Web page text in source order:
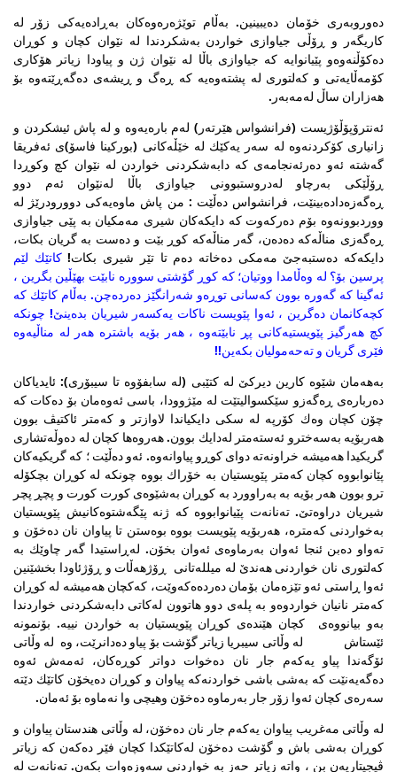
ده‌وروبه‌ری خۆمان ده‌یبینین. به‌ڵام توێژه‌ره‌وه‌كان به‌ڕاده‌یه‌كی زۆر له‌
كاریگه‌ر و ڕۆڵی جیاوازی خواردن به‌شكردندا له‌ نێوان كچان و كوڕان
ده‌كۆڵنه‌وه‌و پێیانوایه‌ كه‌ جیاوازی باڵا له‌ نێوان ژن و پیاودا زیاتر هۆكاری
كۆمه‌ڵایه‌تی و كه‌لتوری له‌ پشته‌وه‌یه‌ كه‌ ڕه‌گ و ڕیشه‌ی ده‌گه‌ڕێته‌وه‌ بۆ
هه‌زاران ساڵ له‌مه‌به‌ر.
ئه‌نترۆپۆڵۆژیست (فرانشواس هێرته‌ر) له‌م باره‌یه‌وه‌ و له‌ پاش ئیشكردن و
زانیاری كۆكردنه‌وه‌ له‌ سه‌ر یه‌كێك له‌ خێڵه‌كانی (بوركینا فاسۆ)ی ئه‌فریقا
گه‌شته‌ ئه‌و ده‌رئه‌نجامه‌ی كه‌ دابه‌شكردنی خواردن له‌ نێوان كچ وكوڕدا
ڕۆڵێكی به‌رچاو لەدروستبوونی جیاوازی باڵا له‌نێوان ئه‌م دوو
ڕه‌گه‌زه‌داده‌بینێت، فرانشواس ده‌ڵێت : من پاش ماوه‌یه‌كی دوورودرێژ له‌
ووردبوونه‌وه‌ بۆم ده‌ركه‌وت كه‌ دایكه‌كان شیری مه‌مكیان به‌ پێی جیاوازی
ڕه‌گه‌زی مناڵه‌كه‌ ده‌ده‌ن، گه‌ر مناڵه‌كه‌ كوڕ بێت و ده‌ست به‌ گریان بكات،
دایكه‌كه‌ ده‌ستبه‌جێ مه‌مكی ده‌خاته‌ ده‌م تا تێر شیری بكات!كاتێك لێم
پرسین بۆ؟ له‌ وه‌ڵامدا ووتیان؛ كه‌ كوڕ گۆشتی سووره‌ نابێت بهێڵین بگرین ،
ئه‌گینا كه‌ گه‌وره‌ بوون كه‌سانی توڕه‌و شه‌رانگێز ده‌رده‌چن. به‌ڵام كاتێك كه‌
كچه‌كانمان ده‌گرین ، ئه‌وا پێویست ناكات یه‌كسه‌ر شیریان بده‌ینێ! چونكه‌
كچ هه‌رگیز پێویستیه‌كانی پڕ نابێته‌وه‌ ، هه‌ر بۆیه‌ باشتره‌ هه‌ر له‌ مناڵیه‌وه‌
فێری گریان و ته‌حه‌مولیان بكه‌ین!!
به‌هه‌مان شێوه‌ كارین دیركێ له‌ كتێبی (له‌ سابفۆوه‌ تا سیبۆری): ئایدیاكان
ده‌رباره‌ی ڕه‌گه‌زو سێكسوالیتێت له‌ مێژوودا، باسی ئه‌وه‌مان بۆ ده‌كات كه‌
چۆن كچان وه‌ك كۆرپه‌ له‌ سكی دایكیاندا لاوازتر و كه‌متر ئاكتیڤ بوون
هه‌ربۆیه‌ به‌سه‌خترو ئه‌سته‌متر له‌دایك بوون. هه‌روه‌ها كچان له‌ ده‌وڵه‌تشاری
گریكیدا هه‌میشه‌ خراونه‌ته‌ دوای كوڕو پیاوانه‌وه‌. ئه‌و ده‌ڵێت ؛ كه‌ گریكیه‌كان
پێانوابووه‌ كچان كه‌متر پێویستیان به‌ خۆراك بووه‌ چونكه‌ له‌ كوڕان بچكۆله‌
ترو بوون هه‌ر بۆیه‌ به‌ به‌راوورد به‌ كوڕان به‌شێوه‌ی كورت كورت و پچڕ پچر
شیریان دراوه‌تێ. ته‌نانه‌ت پێیانوابووه‌ كه‌ ژنه‌ پێگه‌شتوه‌كانیش پێویستیان
به‌خواردنی كه‌متره‌، هه‌ربۆیه‌ پێویست بووه‌ بوه‌ستن تا پیاوان نان ده‌خۆن و
ته‌واو ده‌بن ئنجا ئه‌وان به‌رماوه‌ی ئه‌وان بخۆن. له‌ڕاستیدا گه‌ر چاوێك به‌
كه‌لتوری نان خواردنی هه‌ندێ له‌ میلله‌تانی ‌ ڕۆژهه‌ڵات و ڕۆژئاودا بخشێنین
ئه‌وا ڕاستی ئه‌و تێزه‌مان بۆمان ده‌رده‌ه‌كه‌وێت، كه‌كچان هه‌میشه‌ له‌ كوڕان
كه‌متر نانیان خواردوه‌و به‌ پله‌ی دوو هاتوون له‌كاتی دابه‌شكردنی خواردندا
به‌و بیانووه‌ی كچان هێنده‌ی كوڕان پێویستیان به‌ خواردن نییه‌. بۆنمونه‌
ئێستاش له‌ وڵاتی سیبریا زیاتر گۆشت بۆ پیاو ده‌دانرێت، وه‌ ‌ له‌ وڵاتی
ئۆگه‌ندا پیاو یه‌كه‌م جار نان ده‌خوات دواتر كوڕه‌كان، ئه‌مه‌ش ئه‌وه‌
ده‌گه‌یه‌نێت كه‌ به‌شی باشی خواردنه‌كه‌ پیاوان و كوڕان ده‌یخۆن كاتێك دێته‌
سه‌ره‌ی كچان ئه‌وا زۆر جار به‌رماوه‌ ده‌خۆن وهیچی وا نه‌ماوه‌ بۆ ئه‌مان.
له وڵاتی مه‌غریب پیاوان یه‌كه‌م جار نان ده‌خۆن، له وڵاتی هندستان پیاوان و
كوڕان به‌شی باش و گۆشت ده‌خۆن له‌كاتێكدا كچان فێر ده‌كه‌ن كه‌ زیاتر
ڤیجیتاریه‌ن بن ، واته‌ زیاتر حه‌ز به‌ خواردنی سه‌وزه‌وات بكه‌ن. ته‌نانه‌ت له‌